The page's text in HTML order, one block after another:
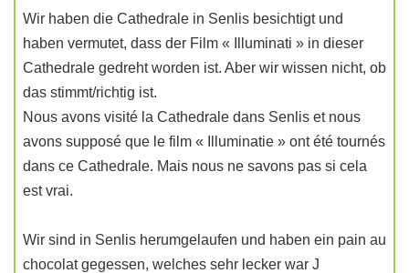
Wir haben die Cathedrale in Senlis besichtigt und
haben vermutet, dass der Film « Illuminati » in dieser
Cathedrale gedreht worden ist. Aber wir wissen nicht, ob
das stimmt/richtig ist.
Nous avons visité la Cathedrale dans Senlis et nous
avons supposé que le film « Illuminatie » ont été tournés
dans ce Cathedrale. Mais nous ne savons pas si cela
est vrai.
Wir sind in Senlis herumgelaufen und haben ein pain au
chocolat gegessen, welches sehr lecker war J